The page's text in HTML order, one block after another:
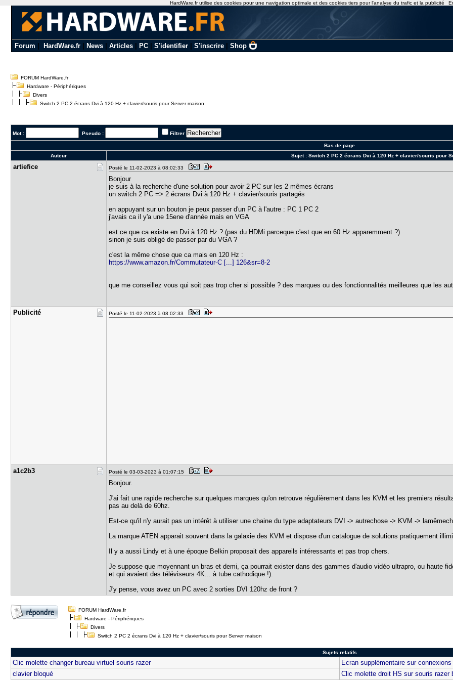
Forum HardWare.fr| News| Articles| PC| S'identifier| S'inscrire| Shop
FORUM HardWare.fr
Hardware - Périphériques
Divers
Switch 2 PC 2 écrans Dvi à 120 Hz + clavier/souris pour Server maison
Mot : Pseudo : Filtrer
Bas de page
Auteur
Sujet :Switch 2 PC 2 écrans Dvi à 120 Hz + clavier/souris pour
artiefice Posté le 11-02-2023 à 08:02:33
Bonjour
je suis à la recherche d'une solution pour avoir 2 PC sur les 2 mêmes écrans
un switch 2 PC => 2 écrans Dvi à 120 Hz + clavier/souris partagés
en appuyant sur un bouton je peux passer d'un PC à l'autre : PC 1 PC 2
j'avais ca il y'a une 15ene d'année mais en VGA
est ce que ca existe en Dvi à 120 Hz ? (pas du HDMi parceque c'est que en 60 Hz apparemment ?)
sinon je suis obligé de passer par du VGA ?
c'est la même chose que ca mais en 120 Hz :
https://www.amazon.fr/Commutateur-C [...] 126&sr=8-2
que me conseillez vous qui soit pas trop cher si possible ? des marques ou des fonctionnalités meilleures que les
Publicité Posté le 11-02-2023 à 08:02:33
a1c2b3 Posté le 03-03-2023 à 01:07:15
Bonjour.
J'ai fait une rapide recherche sur quelques marques qu'on retrouve régulièrement dans les KVM et les premiers
pas au delà de 60hz.
Est-ce qu'il n'y aurait pas un intérêt à utiliser une chaine du type adaptateurs DVI -> autrechose -> KVM ->
La marque ATEN apparait souvent dans la galaxie des KVM et dispose d'un catalogue de solutions pratiquement
Il y a aussi Lindy et à une époque Belkin proposait des appareils intéressants et pas trop chers.
Je suppose que moyennant un bras et demi, ça pourrait exister dans des gammes d'audio vidéo ultrapro, ou haute
et qui avaient des téléviseurs 4K... à tube cathodique !).
J'y pense, vous avez un PC avec 2 sorties DVI 120hz de front ?
FORUM HardWare.fr
Hardware - Périphériques
Divers
Switch 2 PC 2 écrans Dvi à 120 Hz + clavier/souris pour Server maison
Sujets relatifs
Clic molette changer bureau virtuel souris razer
Ecran supplémentaire sur
clavier bloqué
Clic molette droit HS sur souris razer
HardWare.fr utilise des cookies pour une navigation optimale et des cookies tiers pour l'analyse du trafic et la publicité